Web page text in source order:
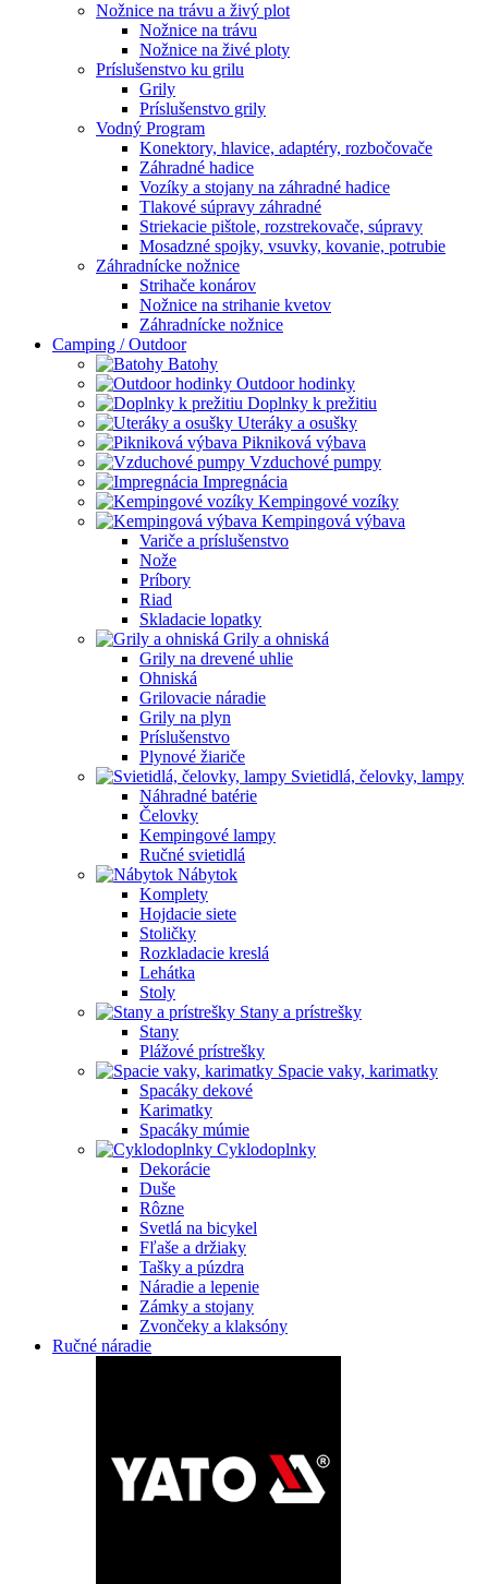
Nožnice na trávu a živý plot
Nožnice na trávu
Nožnice na živé ploty
Príslušenstvo ku grilu
Grily
Príslušenstvo grily
Vodný Program
Konektory, hlavice, adaptéry, rozbočovače
Záhradné hadice
Vozíky a stojany na záhradné hadice
Tlakové súpravy záhradné
Striekacie pištole, rozstrekovače, súpravy
Mosadzné spojky, vsuvky, kovanie, potrubie
Záhradnícke nožnice
Strihače konárov
Nožnice na strihanie kvetov
Záhradnícke nožnice
Camping / Outdoor
Batohy
Outdoor hodinky
Doplnky k prežitiu
Uteráky a osušky
Pikniková výbava
Vzduchové pumpy
Impregnácia
Kempingové vozíky
Kempingová výbava
Variče a príslušenstvo
Nože
Príbory
Riad
Skladacie lopatky
Grily a ohniská
Grily na drevené uhlie
Ohniská
Grilovacie náradie
Grily na plyn
Príslušenstvo
Plynové žiariče
Svietidlá, čelovky, lampy
Náhradné batérie
Čelovky
Kempingové lampy
Ručné svietidlá
Nábytok
Komplety
Hojdacie siete
Stoličky
Rozkladacie kreslá
Lehátka
Stoly
Stany a prístrešky
Stany
Plážové prístrešky
Spacie vaky, karimatky
Spacáky dekové
Karimatky
Spacáky múmie
Cyklodoplnky
Dekorácie
Duše
Rôzne
Svetlá na bicykel
Fľaše a držiaky
Tašky a púzdra
Náradie a lepenie
Zámky a stojany
Zvončeky a klaksóny
Ručné náradie